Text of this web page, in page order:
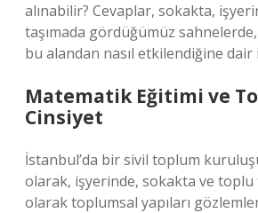
alınabilir? Cevaplar, sokakta,
taşımada gördüğümüz
bu alandan nasıl etkilendiğine dair
Matematik Eğitimi ve
Cinsiyet
İstanbul’da bir sivil toplum
olarak, işyerinde, sokakta ve toplu
olarak toplumsal yapıları